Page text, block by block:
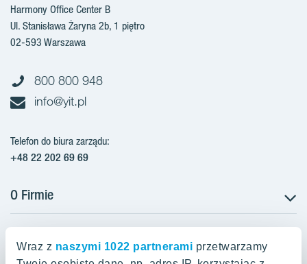
Wraz z naszymi 1022 partnerami przetwarzamy
Harmony Office Center B
Ul. Stanisława Żaryna 2b, 1 piętro
02-593 Warszawa
800 800 948
info@yit.pl
Telefon do biura zarządu:
+48 22 202 69 69
O Firmie
Projekty w przygotowaniu
Projekty zrealizowane
Projekty w Polsce